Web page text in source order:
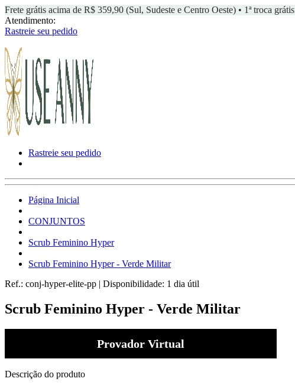
Frete grátis acima de R$ 359,90 (Sul, Sudeste e Centro Oeste) • 1ª troca grátis
Atendimento:
Rastreie seu pedido
Rastreie seu pedido
Página Inicial
CONJUNTOS
Scrub Feminino Hyper
Scrub Feminino Hyper - Verde Militar
Ref.: conj-hyper-elite-pp | Disponibilidade: 1 dia útil
Scrub Feminino Hyper - Verde Militar
Provador Virtual
Descrição do produto